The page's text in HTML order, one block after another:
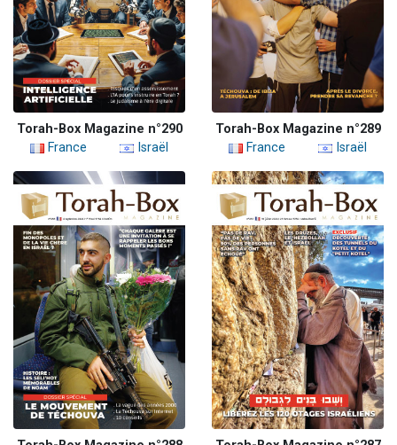
Torah-Box Magazine n°290
France
Israël
Torah-Box Magazine n°289
France
Israël